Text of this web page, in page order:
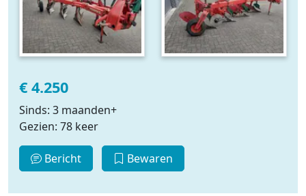
€ 4.250
Sinds: 3 maanden+
Gezien: 78 keer
Bericht Bewaren